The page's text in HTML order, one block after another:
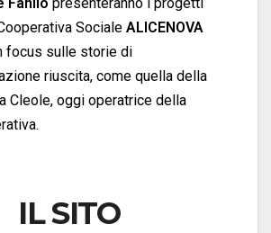
Sociale ALICENOVA
focus sulle storie di
riuscita, come quella della
Cleole, oggi operatrice della
IL SITO